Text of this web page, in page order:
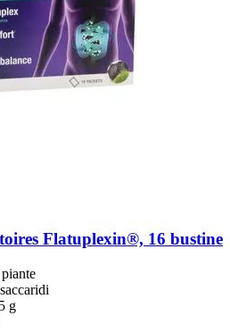
Flatuplexin®, 16 bustine
​​g